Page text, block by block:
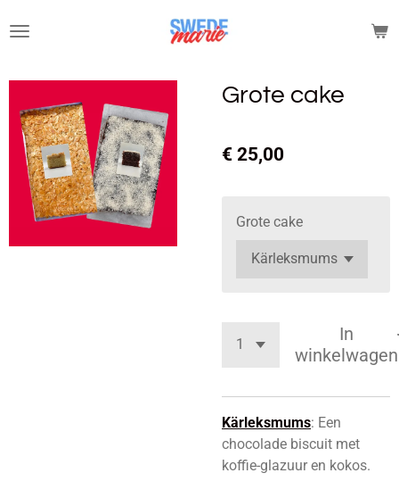
direct
de
hoofdinhoud
Grote cake
€ 25,00
Grote cake
In
winkelwagen
Kärleksmums: Een
chocolade biscuit met
koffie-glazuur en kokos.